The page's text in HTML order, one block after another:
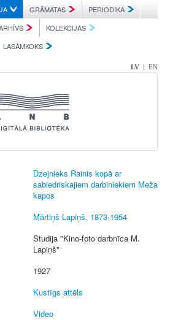
GRĀMATAS
PERIODIKA
KOLEKCIJAS
LASĀMKOKS
LV | EN
Dzejnieks Rainis kopā ar
sabiedriskajiem darbiniekiem Meža
kapos
Mārtiņš Lapiņš, 1873-1954
Studija "Kino-foto darbnīca M.
Lapiņš"
1927
Kustīgs attēls
Video